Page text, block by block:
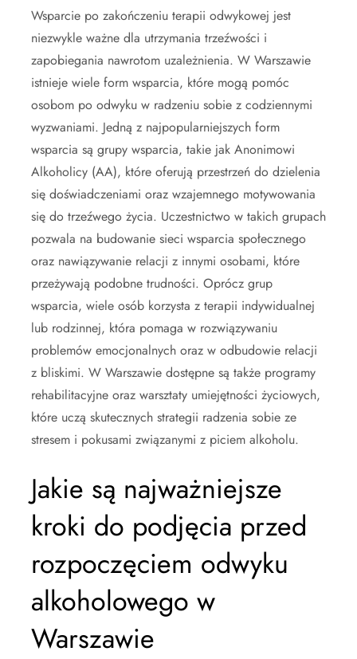
Wsparcie po zakończeniu terapii odwykowej jest
niezwykle ważne dla utrzymania trzeźwości i
zapobiegania nawrotom uzależnienia. W Warszawie
istnieje wiele form wsparcia, które mogą pomóc
osobom po odwyku w radzeniu sobie z codziennymi
wyzwaniami. Jedną z najpopularniejszych form
wsparcia są grupy wsparcia, takie jak Anonimowi
Alkoholicy (AA), które oferują przestrzeń do dzielenia
się doświadczeniami oraz wzajemnego motywowania
się do trzeźwego życia. Uczestnictwo w takich grupach
pozwala na budowanie sieci wsparcia społecznego
oraz nawiązywanie relacji z innymi osobami, które
przeżywają podobne trudności. Oprócz grup
wsparcia, wiele osób korzysta z terapii indywidualnej
lub rodzinnej, która pomaga w rozwiązywaniu
problemów emocjonalnych oraz w odbudowie relacji
z bliskimi. W Warszawie dostępne są także programy
rehabilitacyjne oraz warsztaty umiejętności życiowych,
które uczą skutecznych strategii radzenia sobie ze
stresem i pokusami związanymi z piciem alkoholu.
Jakie są najważniejsze
kroki do podjęcia przed
rozpoczęciem odwyku
alkoholowego w
Warszawie